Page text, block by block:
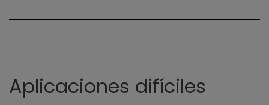
Aplicaciones difíciles